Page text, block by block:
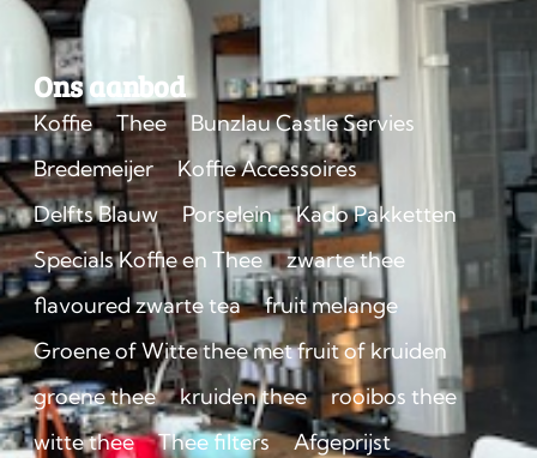
Ons aanbod
Koffie Thee
Bunzlau Castle Servies
Bredemeijer
Koffie Accessoires
Delfts Blauw
Porselein
Kado Pakketten
Specials Koffie en Thee
zwarte thee
flavoured zwarte tea
fruit melange
Groene of Witte thee met fruit of kruiden
groene thee
kruiden thee
rooibos thee
witte thee
Thee filters Afgeprijst